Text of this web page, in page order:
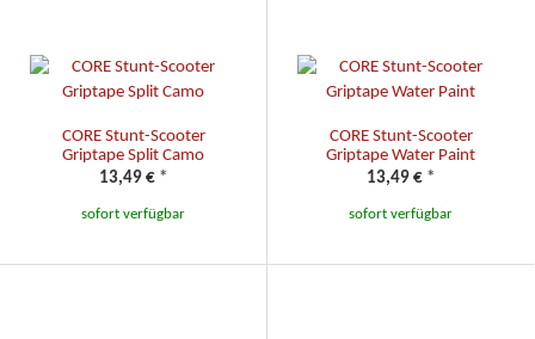
CORE Stunt-Scooter
Griptape Split Camo
13,49 € *
sofort verfügbar
CORE Stunt-Scooter
Griptape Water Paint
13,49 € *
sofort verfügbar